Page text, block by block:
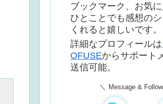
ブックマーク、お気に
ひとことでも感想の
くれると嬉しいです。
詳細なプロフィールは
OFUSEからサポート
送信可能。
Message &